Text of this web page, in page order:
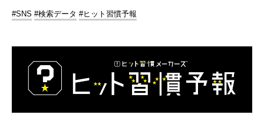
#SNS #検索データ #ヒット習慣予報